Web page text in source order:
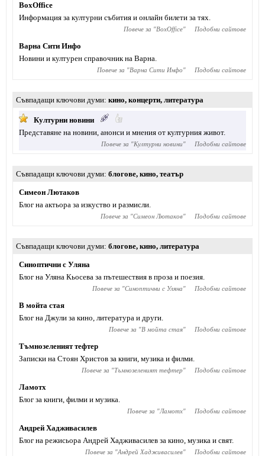
BoxOffice
Информация за културни събития и онлайн билети за тях.
Повече за "BoxOffice" Подобни сайтове
Варна Сити Инфо
Новини и културен справочник на Варна.
Повече за "Варна Сити Инфо" Подобни сайтове
Съвпадащи ключови думи кино, концерти, литература
Културни новини
Представяне на новини, анонси и мнения от културния живот.
Повече за "Културни новини" Подобни сайтове
Съвпадащи ключови думи блогове, кино, театър
Симеон Лютаков
Блог на актьора за изкуство и размисли.
Повече за "Симеон Лютаков" Подобни сайтове
Съвпадащи ключови думи блогове, кино, литература
Синоптични с Уляна
Блог на Уляна Кьосева за пътешествия в проза и поезия.
Повече за "Синоптични с Уляна" Подобни сайтове
В мойта стая
Блог на Джули за кино, литература и други.
Повече за "В мойта стая" Подобни сайтове
Тъмнозеленият тефтер
Записки на Стоян Христов за книги, музика и филми.
Повече за "Тъмнозеленият тефтер" Подобни сайтове
Ламотх
Блог за книги, филми и музика.
Повече за "Ламотх" Подобни сайтове
Андрей Хадживасилев
Блог на режисьора Андрей Хадживасилев за кино, музика и свят.
Повече за "Андрей Хадживасилев" Подобни сайтове